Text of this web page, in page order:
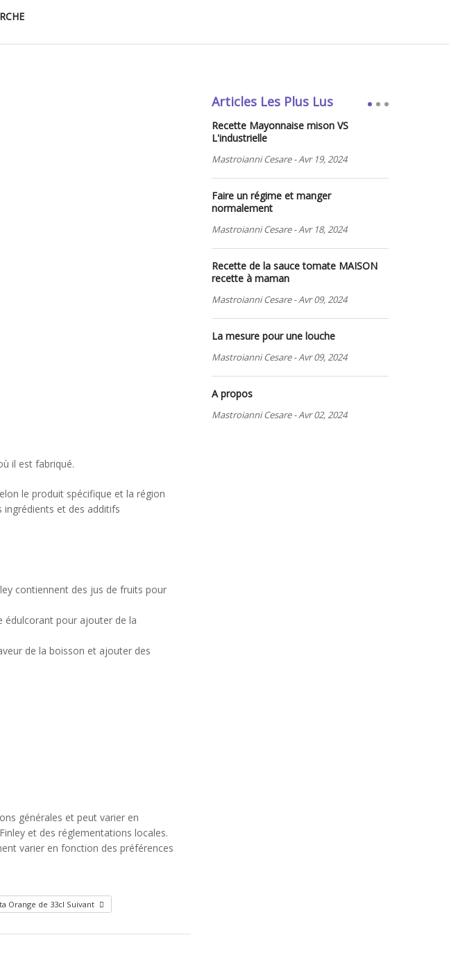
il est fabriqué.
le produit spécifique et la région
ingrédients et des additifs
contiennent des jus de fruits pour
édulcorant pour ajouter de la
de la boisson et ajouter des
générales et peut varier en
et des réglementations locales.
varier en fonction des préférences
Orange de 33cl Suivant
Articles Les Plus Lus
Recette Mayonnaise mison VS
L'industrielle
Mastroianni Cesare-Avr 19, 2024
Faire un régime et manger
normalement
Mastroianni Cesare-Avr 18, 2024
Recette de la sauce tomate MAISON
recette à maman
Mastroianni Cesare-Avr 09, 2024
La mesure pour une louche
Mastroianni Cesare-Avr 09, 2024
A propos
Mastroianni Cesare-Avr 02, 2024